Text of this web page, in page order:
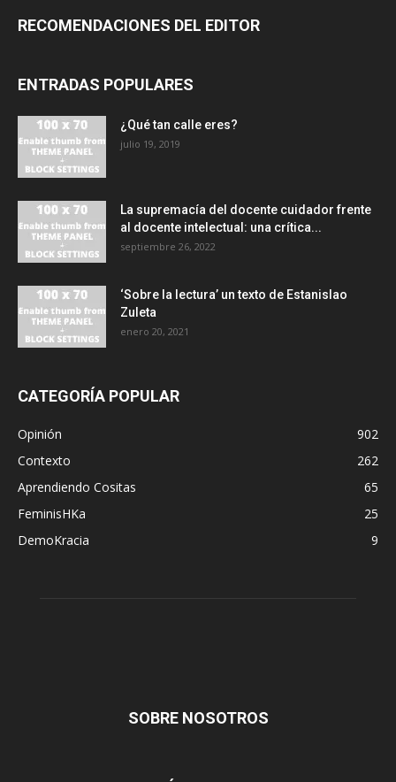
RECOMENDACIONES DEL EDITOR
ENTRADAS POPULARES
¿Qué tan calle eres?
julio 19, 2019
La supremacía del docente cuidador frente
al docente intelectual: una crítica...
septiembre 26, 2022
‘Sobre la lectura’ un texto de Estanislao
Zuleta
enero 20, 2021
CATEGORÍA POPULAR
Opinión
902
Contexto
262
Aprendiendo Cositas
65
FeminisHKa
25
DemoKracia
9
SOBRE NOSOTROS